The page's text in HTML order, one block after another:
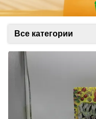
Все категории